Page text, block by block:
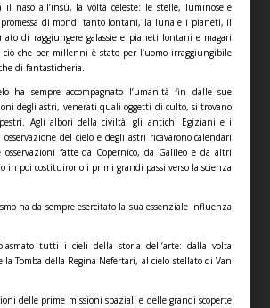
il naso all’insù, la volta celeste: le stelle, luminose e
di mondi tanto lontani, la luna e i pianeti, il
di raggiungere galassie e pianeti lontani e magari
ciò che per millenni è stato per l’uomo irraggiungibile
di fantasticheria.
ha sempre accompagnato l’umanità fin dalle sue
degli astri, venerati quali oggetti di culto, si trovano
Agli albori della civiltà, gli antichi Egiziani e i
osservazione del cielo e degli astri ricavarono calendari
osservazioni fatte da Copernico, da Galileo e da altri
in poi costituirono i primi grandi passi verso la scienza
ha da sempre esercitato la sua essenziale influenza
tutti i cieli della storia dell’arte: dalla volta
Tomba della Regina Nefertari, al cielo stellato di Van
delle prime missioni spaziali e delle grandi scoperte